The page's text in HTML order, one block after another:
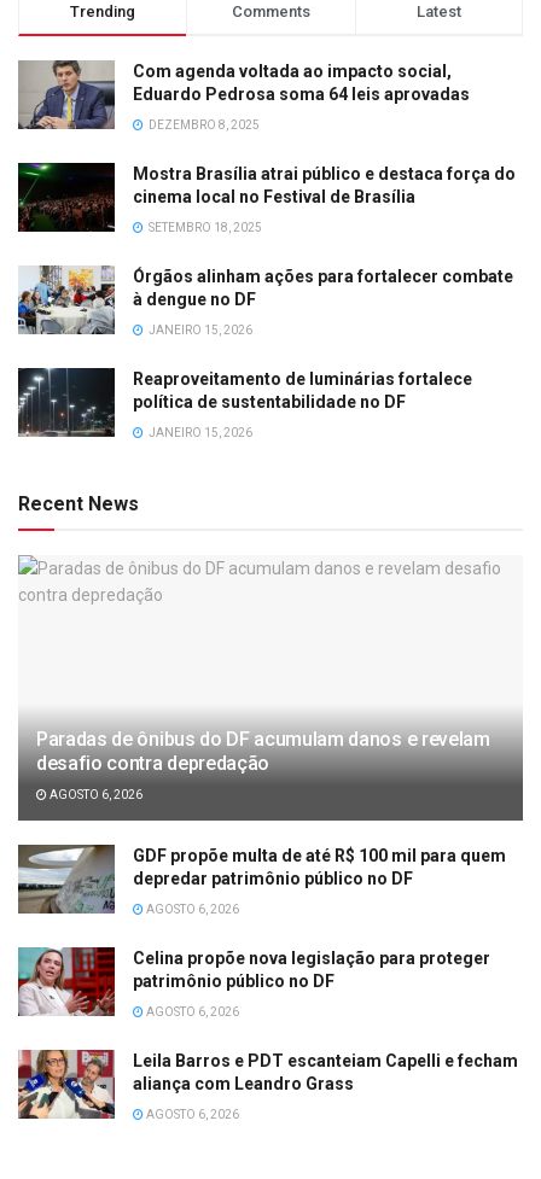
Trending Comments Latest
Com agenda voltada ao impacto social,
Eduardo Pedrosa soma 64 leis aprovadas
DEZEMBRO 8, 2025
Mostra Brasília atrai público e destaca força do
cinema local no Festival de Brasília
SETEMBRO 18, 2025
Órgãos alinham ações para fortalecer combate
à dengue no DF
JANEIRO 15, 2026
Reaproveitamento de luminárias fortalece
política de sustentabilidade no DF
JANEIRO 15, 2026
Recent News
Paradas de ônibus do DF acumulam danos e revelam
desafio contra depredação
AGOSTO 6, 2026
GDF propõe multa de até R$ 100 mil para quem
depredar patrimônio público no DF
AGOSTO 6, 2026
Celina propõe nova legislação para proteger
patrimônio público no DF
AGOSTO 6, 2026
Leila Barros e PDT escanteiam Capelli e fecham
aliança com Leandro Grass
AGOSTO 6, 2026